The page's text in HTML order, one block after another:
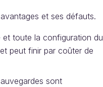
et ses défauts.
et toute la configuration du
peut finir par coûter de
sont